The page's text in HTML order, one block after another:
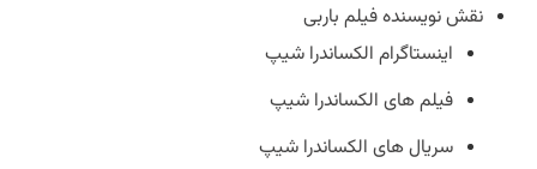
نقش نویسنده فیلم باربی
اینستاگرام الکساندرا شیپ
فیلم های الکساندرا شیپ
سریال های الکساندرا شیپ